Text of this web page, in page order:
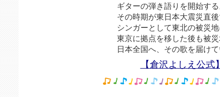
ギターの弾き語りを開始する
その時期が東日本大震災直後
シンガーとして東北の被災地
東京に拠点を移した後も被災
日本全国へ、その歌を届けて
【倉沢よしえ公式